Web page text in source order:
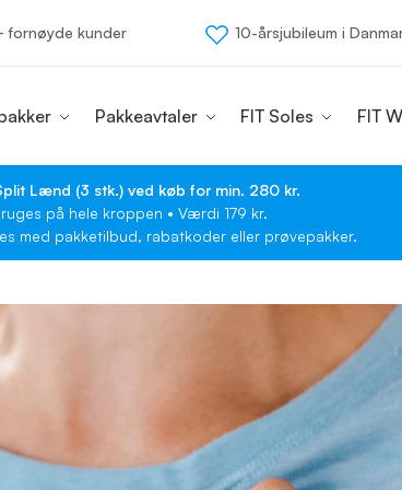
fornøyde kunder 10-årsjubileum i
Pakkeavtaler FIT Soles FIT
Lænd (3 stk.) ved køb for min. 280 kr.
på hele kroppen • Værdi 179 kr.
med pakketilbud, rabatkoder eller prøvepakker.